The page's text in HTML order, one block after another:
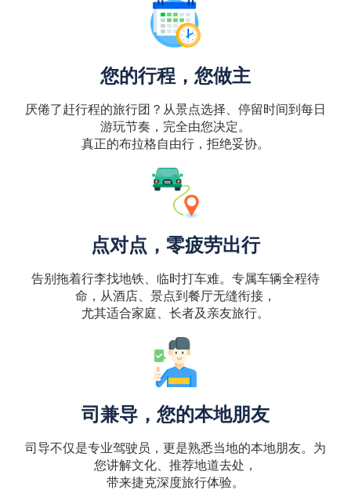
您的行程，您做主
厌倦了赶行程的旅行团？从景点选择、停留时间到每日
游玩节奏，完全由您决定。
真正的布拉格自由行，拒绝妥协。
点对点，零疲劳出行
告别拖着行李找地铁、临时打车难。专属车辆全程待
命，从酒店、景点到餐厅无缝衔接，
尤其适合家庭、长者及亲友旅行。
司兼导，您的本地朋友
司导不仅是专业驾驶员，更是熟悉当地的本地朋友。为
您讲解文化、推荐地道去处，
带来捷克深度旅行体验。